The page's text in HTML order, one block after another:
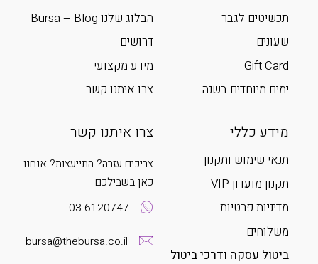
תכשיטים לגבר
שעונים
Gift Card
ימים מיוחדים בשנה
הבלוג שלנו Bursa – Blog
דרושים
מידע מקצועי
צרו איתנו קשר
מידע כללי
תנאי שימוש ותקנון
תקנון מועדון VIP
מדיניות פרטיות
משלוחים
ביטול עסקה ודרכי ביטול
צרו איתנו קשר
צריכים עזרה? התייעצות? אנחנו
כאן בשבילכם
03-6120747
bursa@thebursa.co.il